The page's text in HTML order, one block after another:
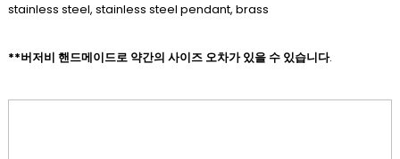
stainless steel, stainless steel pendant, brass
**버저비 핸드메이드로 약간의 사이즈 오차가 있을 수 있습니다.